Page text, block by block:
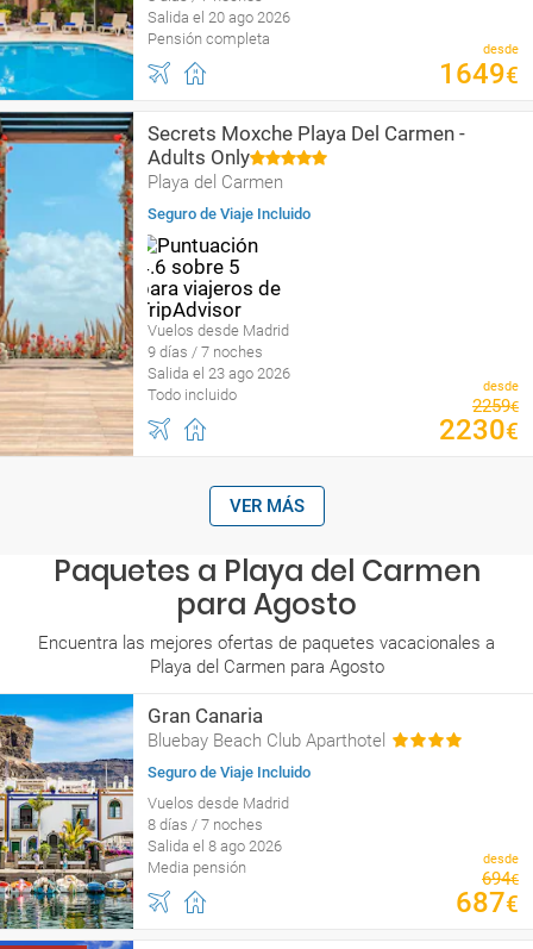
Salida el 20 ago 2026
Pensión completa
desde
1649€
Secrets Moxche Playa Del Carmen -
Adults Only
Playa del Carmen
Seguro de Viaje Incluido
Vuelos desde Madrid
9 días / 7 noches
Salida el 23 ago 2026
Todo incluido
desde
2259€
2230€
VER MÁS
Paquetes a Playa del Carmen
para Agosto
Encuentra las mejores ofertas de paquetes vacacionales a
Playa del Carmen para Agosto
Gran Canaria
Bluebay Beach Club Aparthotel
Seguro de Viaje Incluido
Vuelos desde Madrid
8 días / 7 noches
Salida el 8 ago 2026
Media pensión
desde
694€
687€